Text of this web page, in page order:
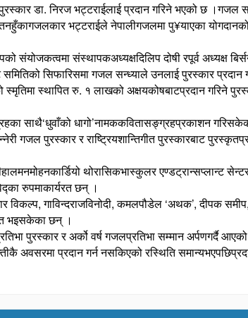
डा. निरज भट्टराईलाई प्रदान गरिने भएको छ ।गजल
भट्टराईले नेपालीगजलमा पु¥याएका योगदानको
संयोजकत्वमा संस्थापकअध्यक्षदिलिप दोषी रपूर्व अध्यक्ष
सिफारिसमा गजल सन्ध्याले उनलाई पुरस्कार प्रदान
स्मृतिमा स्थापित रु. १ लाखको अक्षयकोषबाटप्रदान गरिने
साथै‘धुवाँको धागो’नामककवितासङ्ग्रहप्रकाशन
गजल पुरस्कार र राष्ट्रियशान्तिगीत पुरस्कारबाट
थोरासिकभास्कुलर एण्डट्रान्सप्लान्ट
रुपमाकार्यरत छन् ।
गाविन्दराजविनोदी, कमलपौडेल ‘अथक’, दीपक
भइसकेका छन् ।
पुरस्कार र अर्को वर्ष गजलप्रतिभा सम्मान अर्पणगर्दै
अवसरमा प्रदान गर्न नसकिएको रस्थिति